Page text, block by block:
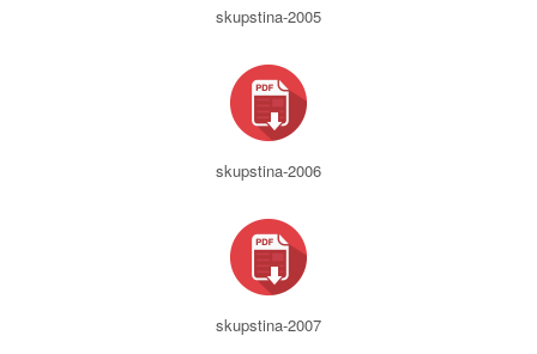
skupstina-2005
skupstina-2006
skupstina-2007